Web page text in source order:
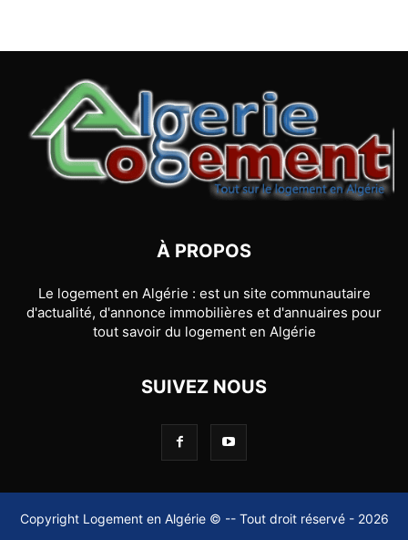
À PROPOS
Le logement en Algérie : est un site communautaire
d'actualité, d'annonce immobilières et d'annuaires pour
tout savoir du logement en Algérie
SUIVEZ NOUS
Copyright Logement en Algérie © -- Tout droit réservé - 2026